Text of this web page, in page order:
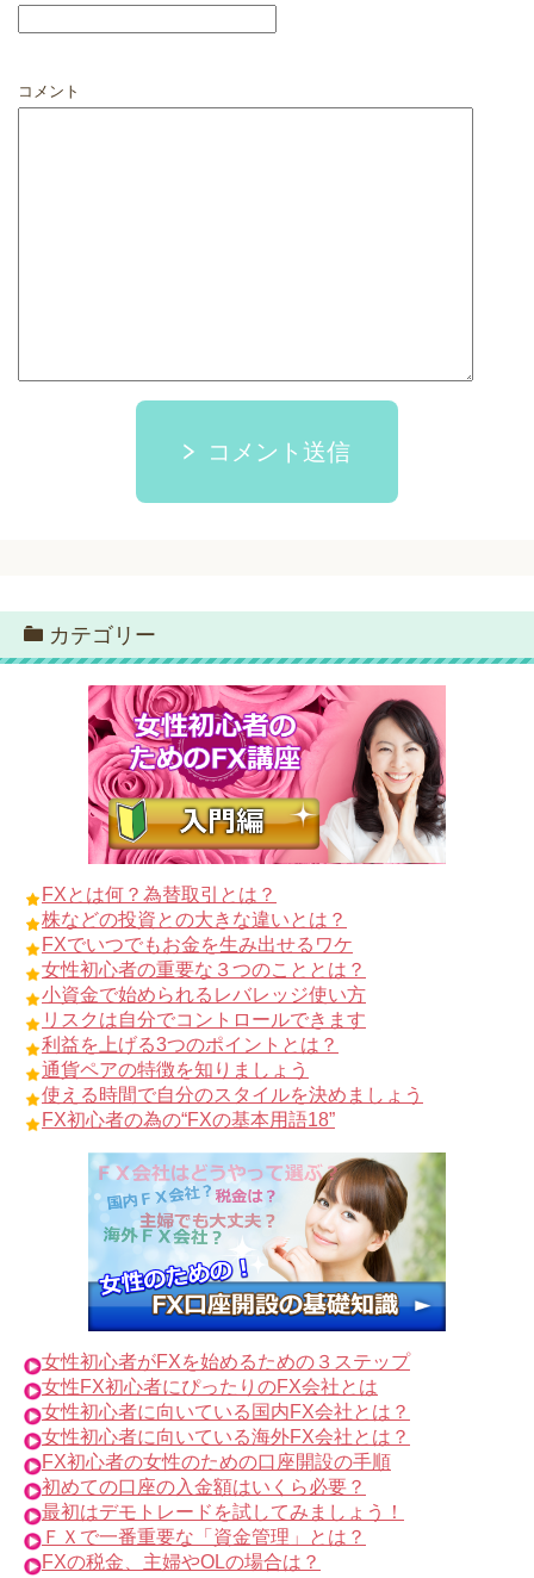
コメント
コメント送信
カテゴリー
FXとは何？為替取引とは？
株などの投資との大きな違いとは？
FXでいつでもお金を生み出せるワケ
女性初心者の重要な３つのこととは？
小資金で始められるレバレッジ使い方
リスクは自分でコントロールできます
利益を上げる3つのポイントとは？
通貨ペアの特徴を知りましょう
使える時間で自分のスタイルを決めましょう
FX初心者の為の“FXの基本用語18”
女性初心者がFXを始めるための３ステップ
女性FX初心者にぴったりのFX会社とは
女性初心者に向いている国内FX会社とは？
女性初心者に向いている海外FX会社とは？
FX初心者の女性のための口座開設の手順
初めての口座の入金額はいくら必要？
最初はデモトレードを試してみましょう！
ＦＸで一番重要な「資金管理」とは？
FXの税金、主婦やOLの場合は？